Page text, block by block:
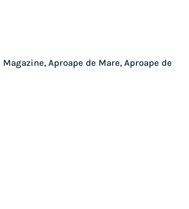
Aproape de Mare, Aproape de